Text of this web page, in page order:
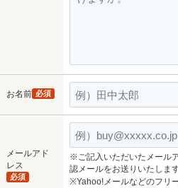
お名前 必須
メールアド
レス
必須
※ご記入いただいたメール
認メールをお送りいたします
※Yahoo!メールなどのフリ